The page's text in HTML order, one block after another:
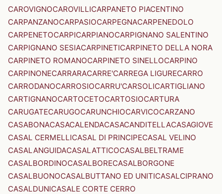
CAROVIGNOCAROVILLICARPANETO PIACENTINO
CARPANZANOCARPASIOCARPEGNACARPENEDOLO
CARPENETOCARPICARPIANOCARPIGNANO SALENTINO
CARPIGNANO SESIACARPINETICARPINETO DELLA NORA
CARPINETO ROMANOCARPINETO SINELLOCARPINO
CARPINONECARRARACARRE'CARREGA LIGURECARRO
CARRODANOCARROSIOCARRU'CARSOLICARTIGLIANO
CARTIGNANOCARTOCETOCARTOSIOCARTURA
CARUGATECARUGOCARUNCHIOCARVICOCARZANO
CASABONACASACALENDACASACANDITELLACASAGIOVE
CASAL CERMELLICASAL DI PRINCIPECASAL VELINO
CASALANGUIDACASALATTICOCASALBELTRAME
CASALBORDINOCASALBORECASALBORGONE
CASALBUONOCASALBUTTANO ED UNITICASALCIPRANO
CASALDUNICASALE CORTE CERRO